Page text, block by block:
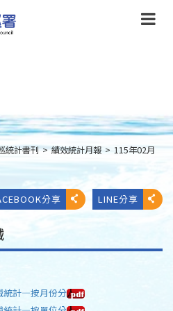
統計書刊 > 績效統計月報 > 115年02月
分享 LINE分享
計—按月份分